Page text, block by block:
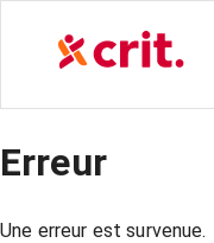
Erreur
Une erreur est survenue.